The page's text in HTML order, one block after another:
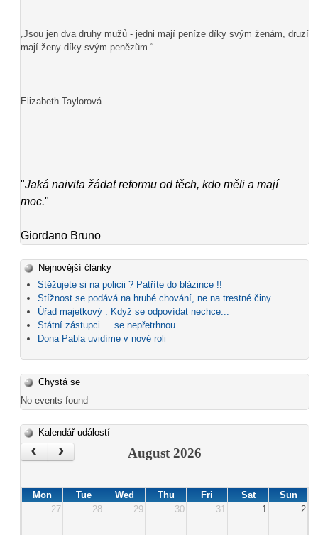
„Jsou jen dva druhy mužů - jedni mají peníze díky svým ženám, druzí
mají ženy díky svým penězům.“
Elizabeth Taylorová
"Jaká naivita žádat reformu od těch, kdo měli a mají
moc."
Giordano Bruno
Nejnovější články
Stěžujete si na policii ? Patříte do blázince !!
Stížnost se podává na hrubé chování, ne na trestné činy
Úřad majetkový : Když se odpovídat nechce...
Státní zástupci ... se nepřetrhnou
Dona Pabla uvidíme v nové roli
Chystá se
No events found
Kalendář událostí
‹ › August 2026
Mon Tue Wed Thu Fri Sat
Sun
27
28 29 30 31 1 2